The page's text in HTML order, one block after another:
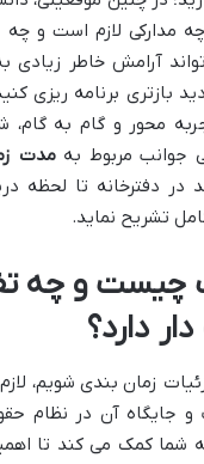
مدارکی لازم است و
آرامش خاطر زیادی
بازتری برنامه ریزی
محور و گام به گام،
جوانب مربوط بهمدت
در دفترخانه تا لحظه
تشریح نماید.
و چه
دارد؟
زمان بندی شویم،
و جایگاه آن در نظام
شما کمک می کند تا